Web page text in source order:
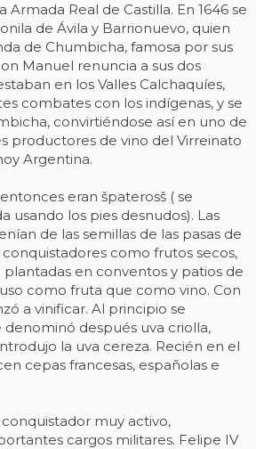
Armada Real de Castilla. En 1646 se
de Ávila y Barrionuevo, quien
de Chumbicha, famosa por sus
Manuel renuncia a sus dos
en los Valles Calchaquíes,
combates con los indígenas, y se
convirtiéndose así en uno de
productores de vino del Virreinato
Argentina.
eran špaterosš ( se
usando los pies desnudos). Las
de las semillas de las pasas de
como frutos secos,
en conventos y patios de
como fruta que como vino. Con
a vinificar. Al principio se
después uva criolla,
la uva cereza. Recién en el
cepas francesas, españolas e
muy activo,
cargos militares. Felipe IV